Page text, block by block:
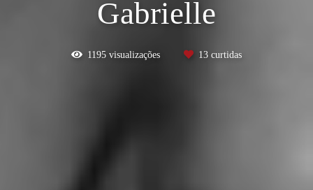
Gabrielle
1195 visualizações 13 curtidas